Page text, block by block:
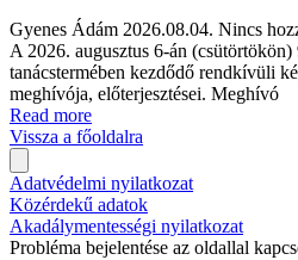
Gyenes Ádám 2026.08.04. Nincs
A 2026. augusztus 6-án
tanácstermében kezdődő rendkívüli
meghívója, előterjesztései. Meghívó
Read more
Vissza a főoldalra
Adatvédelmi nyilatkozat
Közérdekű adatok
Akadálymentességi nyilatkozat
Probléma bejelentése az oldallal